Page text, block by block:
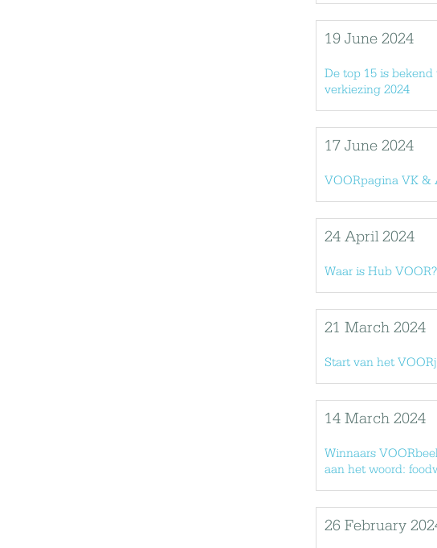
19 June 2024
De top 15 is
verkiezing 2024
17 June 2024
VOORpagina VK &
24 April 2024
Waar is Hub VOOR?
21 March 2024
Start van het
14 March 2024
Winnaars
aan het woord:
26 February